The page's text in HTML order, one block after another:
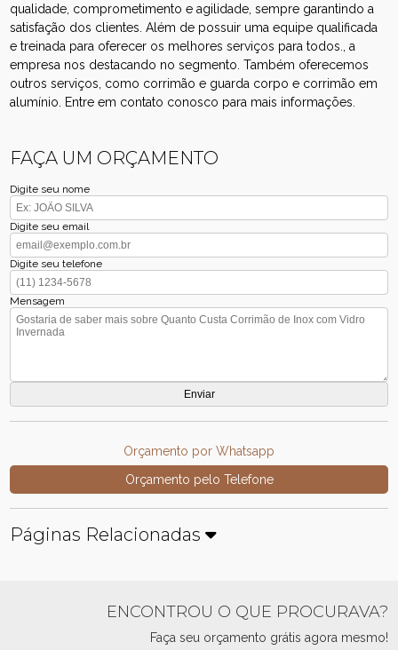
qualidade, comprometimento e agilidade, sempre garantindo a
satisfação dos clientes. Além de possuir uma equipe qualificada
e treinada para oferecer os melhores serviços para todos., a
empresa nos destacando no segmento. Também oferecemos
outros serviços, como corrimão e guarda corpo e corrimão em
alumínio. Entre em contato conosco para mais informações.
FAÇA UM ORÇAMENTO
Digite seu nome
Digite seu email
Digite seu telefone
Mensagem
Orçamento por Whatsapp
Orçamento pelo Telefone
Páginas Relacionadas
ENCONTROU O QUE PROCURAVA?
Faça seu orçamento grátis agora mesmo!